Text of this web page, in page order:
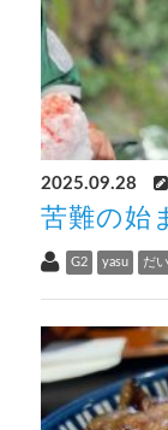
2025.09.28
苦難の始
G2 yasu だ